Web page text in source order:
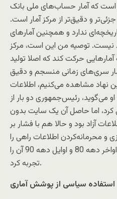
است که آمار حساب‌های ملی بانک
و دقیق‌تر از مرکز آمار است.
ندارد و همچنین آمارهای
نیست. توصیه من این است، مرکز
حرکت کند که اصلا تولید
سری‌های زمانی منسجم و دقیق
نهاد مشاهده می‌کنیم، اطلاعات
می‌گوید، رئیس‌جمهوری دو بار از
اما حاصل آن یک سایت بدون
آزاد بود و حالا هم با فشار بر
و محرمانه‌کردن اطلاعات راهی را
می‌پیماید که اقتصاد ایران در اواخر دهه 80 و اوایل دهه 90 آن را
تجربه کرد.
استفاده سیاسی از پوشش آماری